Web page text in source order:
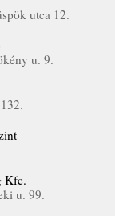
utca 12.
u. 9.
Kfc.
u. 99.